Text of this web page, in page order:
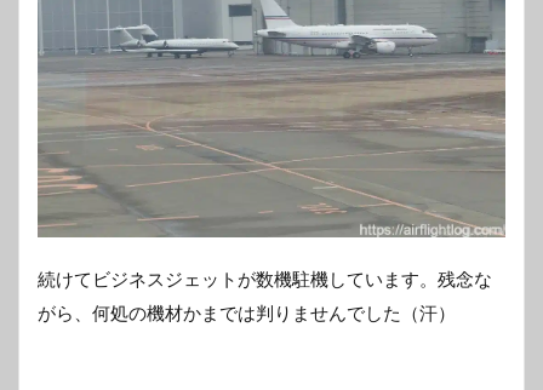
続けてビジネスジェットが数機駐機しています。残念な
がら、何処の機材かまでは判りませんでした（汗）